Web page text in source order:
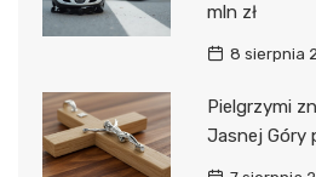
mln zł
8 sierpnia
Pielgrzymi
Jasnej Góry